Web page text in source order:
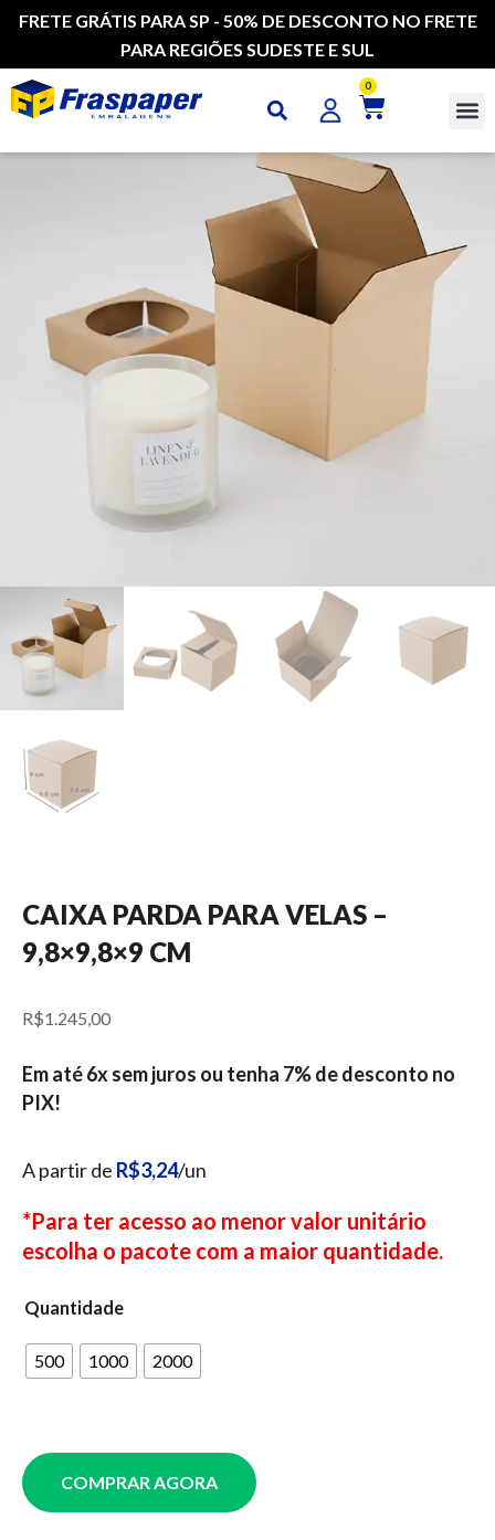
FRETE GRÁTIS PARA SP - 50% DE DESCONTO NO FRETE
PARA REGIÕES SUDESTE E SUL
0
CAIXA PARDA PARA VELAS –
9,8×9,8×9 CM
R$1.245,00
Em até 6x sem juros ou tenha 7% de desconto no
PIX!
A partir de R$3,24/un
*Para ter acesso ao menor valor unitário
escolha o pacote com a maior quantidade.
Quantidade
500 1000 2000
COMPRAR AGORA